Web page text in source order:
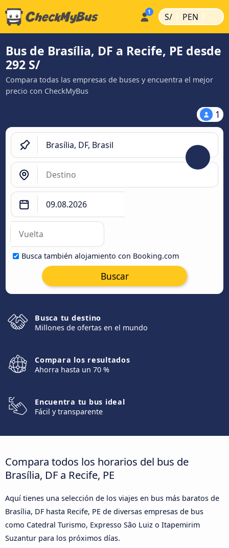
S/ | PEN |
Bus de Brasília, DF a Recife, PE desde
292 S/
Compara todas las empresas de buses y encuentra el mejor
precio con CheckMyBus
1
Busca también alojamiento con Booking.com
Buscar
Busca tu destino
Millones de ofertas en el mundo
Compara los resultados
Ahorra hasta un 70 %
Encuentra tu bus ideal
Fácil y transparente
Compara todos los horarios del bus de
Brasília, DF a Recife, PE
Aquí tienes una selección de los viajes en bus más baratos de
Brasília, DF hasta Recife, PE de diversas empresas de bus
como Catedral Turismo, Expresso São Luiz o Itapemirim
Suzantur para los próximos días.